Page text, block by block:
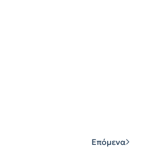
Επόμενα